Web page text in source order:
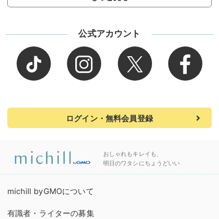
公式アカウント
ログイン・無料会員登録
おしゃれもキレイも、
明日のワタシにちょうどいい
michill byGMOについて
有識者・ライターの募集